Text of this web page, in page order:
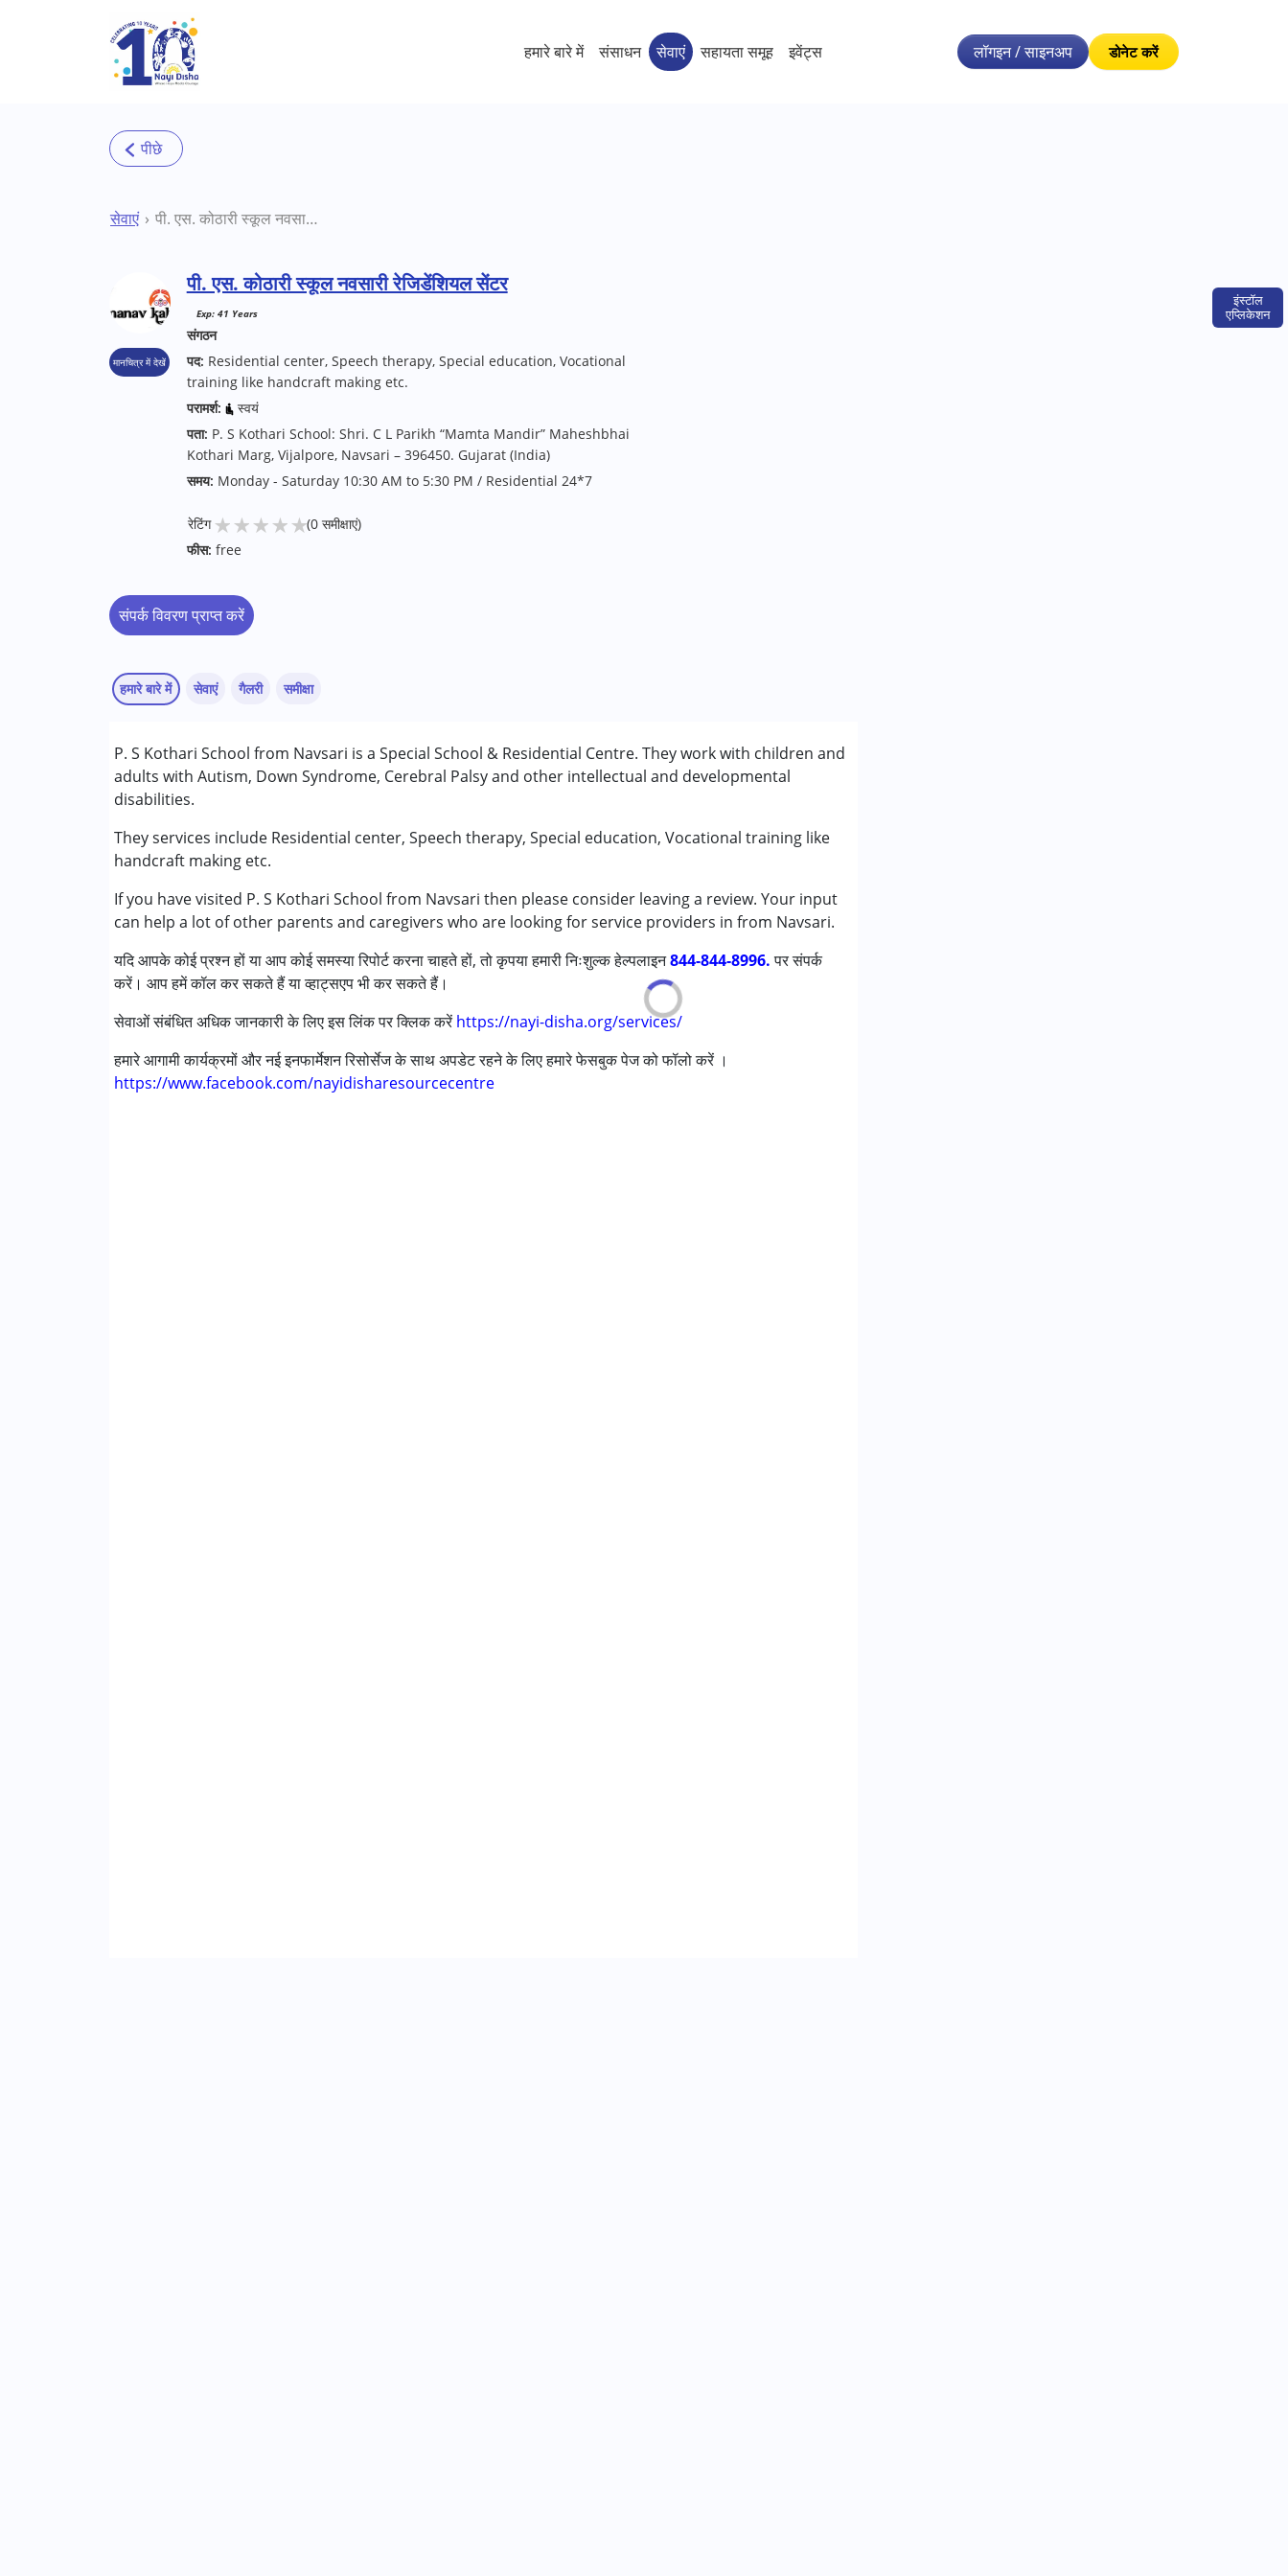
Skip to main content
इंस्टॉल
एप्लिकेशन
हमारे बारे में संसाधन सेवाएं सहायता समूह इवेंट्स लॉगइन / साइनअप डोनेट करें
सेवाएं पी. एस. कोठारी स्कूल नवसारी रेजिडेंशियल सेंटर
मानचित्र में देखें
पी. एस. कोठारी स्कूल नवसारी रेजिडेंशियल सेंटर
Exp: 41 Years
संगठन
पद: Residential center, Speech therapy, Special education, Vocational
training like handcraft making etc.
परामर्श:
स्वयं
पता: P. S Kothari School: Shri. C L Parikh “Mamta Mandir” Maheshbhai
Kothari Marg, Vijalpore, Navsari – 396450. Gujarat (India)
समय: Monday - Saturday 10:30 AM to 5:30 PM / Residential 24*7
रेटिंग ★★★★★(0 समीक्षाएं)
फीस: free
संपर्क विवरण प्राप्त करें
हमारे बारे में
P. S Kothari School from Navsari is a Special School & Residential Centre. They work with children and
adults with Autism, Down Syndrome, Cerebral Palsy and other intellectual and developmental
disabilities.
They services include Residential center, Speech therapy, Special education, Vocational training like
handcraft making etc.
If you have visited P. S Kothari School from Navsari then please consider leaving a review. Your input
can help a lot of other parents and caregivers who are looking for service providers in from Navsari.
यदि आपके कोई प्रश्न हों या आप कोई समस्या रिपोर्ट करना चाहते हों, तो कृपया हमारी निःशुल्क हेल्पलाइन844-844-8996.पर संपर्क
करें। आप हमें कॉल कर सकते हैं या व्हाट्सएप भी कर सकते हैं।
सेवाओं संबंधित अधिक जानकारी के लिए इस लिंक पर क्लिक करें https://nayi-disha.org/services/
हमारे आगामी कार्यक्रमों और नई इनफार्मेशन रिसोर्सेज के साथ अपडेट रहने के लिए हमारे फेसबुक पेज को फॉलो करें ।
https://www.facebook.com/nayidisharesourcecentre
सेवाएं
स्पेशल एजुकेशन
स्पीच थेरेपी
निम्नलिखित विकलांगता संबंधित सेवाएं उपलब्ध :
अटेंशन डेफिसिट (हाइपरएक्टिविटी) डिसऑर्डर (एडीडी/एडीएचडी)
ऑटिज्म स्पेक्ट्रम डिसऑर्डर (ए एस डी )
सेरब्रल पाल्सी (सी पी )
डाउन सिंड्रोम (डी एस )
लर्निंग डिसेबिलिटीज़ (एलडी)
मल्टिपल डिसेबिलिटीज़ (एमडी)
सेंसरी प्रोसेसिंग डिसऑर्डर (SPD)
आयु वर्ग :6 - 12 years ,13 - 17 years ,above 18 years
लिंगमहिला, पुरुष
गैलरी समीक्षा